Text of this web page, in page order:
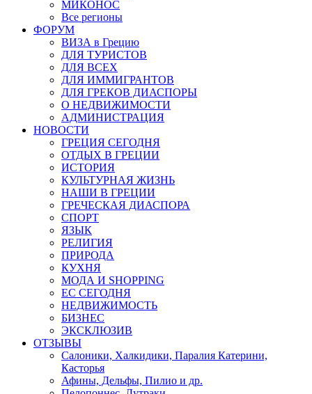
МИКОНОС
Все регионы
ФОРУМ
ВИЗА в Грецию
ДЛЯ ТУРИСТОВ
ДЛЯ ВСЕХ
ДЛЯ ИММИГРАНТОВ
ДЛЯ ГРЕКОВ ДИАСПОРЫ
О НЕДВИЖИМОСТИ
АДМИНИСТРАЦИЯ
НОВОСТИ
ГРЕЦИЯ СЕГОДНЯ
ОТДЫХ В ГРЕЦИИ
ИСТОРИЯ
КУЛЬТУРНАЯ ЖИЗНЬ
НАШИ В ГРЕЦИИ
ГРЕЧЕСКАЯ ДИАСПОРА
СПОРТ
ЯЗЫК
РЕЛИГИЯ
ПРИРОДА
КУХНЯ
МОДА И SHOPPING
ЕС СЕГОДНЯ
НЕДВИЖИМОСТЬ
БИЗНЕС
ЭКСКЛЮЗИВ
ОТЗЫВЫ
Салоники, Халкидики, Паралия Катерини,
Касторья
Афины, Дельфы, Пилио и др.